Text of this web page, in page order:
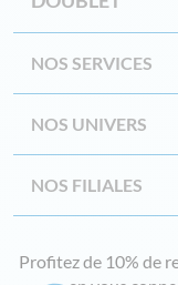
NOS SERVICES
NOS UNIVERS
NOS FILIALES
Profitez de 10% de